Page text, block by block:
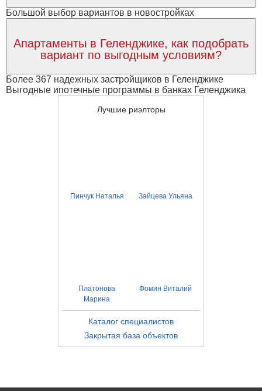
Большой выбор вариантов в новостройках
Апартаменты в Геленджике, как подобрать
вариант по выгодным условиям?
Более 367 надежных застройщиков в Геленджике
Выгодные ипотечные программы в банках Геленджика
Лучшие риэлторы
Пинчук Наталья Зайцева Ульяна
Платонова
Марина
Фомин Виталий
Каталог специалистов
Закрытая база объектов